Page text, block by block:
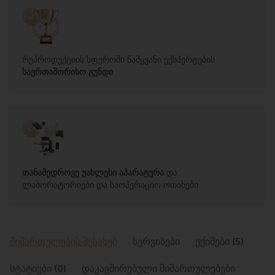
რეპროდუქციის სფეროში წამყვანი ექსპერტების
საერთაშორისო გუნდი
თანამედროვე უახლესი აპარატურა და
ლაბორატორიები და საოპერაციო ოთახები
სერვისები ექიმები (5)
სტატიები (0) დაკავშირებული მიმართულებები